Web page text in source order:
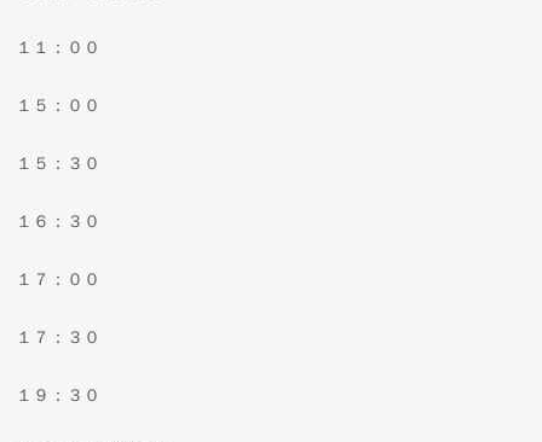
１１：００
１５：００
１５：３０
１６：３０
１７：００
１７：３０
１９：３０